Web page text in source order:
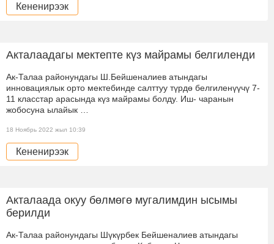
Кененирээк
Акталаадагы мектепте күз майрамы белгиленди
Ак-Талаа районундагы Ш.Бейшеналиев атындагы
инновациялык орто мектебинде салттуу түрдө белгиленүүчү 7-
11 класстар арасында күз майрамы болду. Иш- чаранын
жобосуна ылайык …
18 Ноябрь 2022 жыл 10:39
Кененирээк
Акталаада окуу бөлмөгө мугалимдин ысымы
берилди
Ак-Талаа районундагы Шүкүрбек Бейшеналиев атындагы